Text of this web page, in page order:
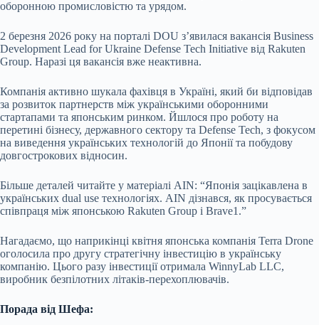
оборонною промисловістю та урядом.
2 березня 2026 року на порталі DOU з’явилася вакансія Business
Development Lead for Ukraine Defense Tech Initiative від Rakuten
Group. Наразі ця вакансія вже неактивна.
Компанія активно шукала фахівця в Україні, який би відповідав
за розвиток партнерств між українськими оборонними
стартапами та японським ринком. Йшлося про роботу на
перетині бізнесу, державного сектору та Defense Tech, з фокусом
на виведення українських технологій до Японії та побудову
довгострокових відносин.
Більше деталей читайте у матеріалі AIN: “Японія зацікавлена в
українських dual use технологіях. AIN дізнався, як просувається
співпраця між японською Rakuten Group і Brave1.”
Нагадаємо, що наприкінці квітня японська компанія Terra Drone
оголосила про другу стратегічну інвестицію в українську
компанію. Цього разу інвестиції отримала WinnyLab LLC,
виробник безпілотних літаків-перехоплювачів.
Порада від Шефа: